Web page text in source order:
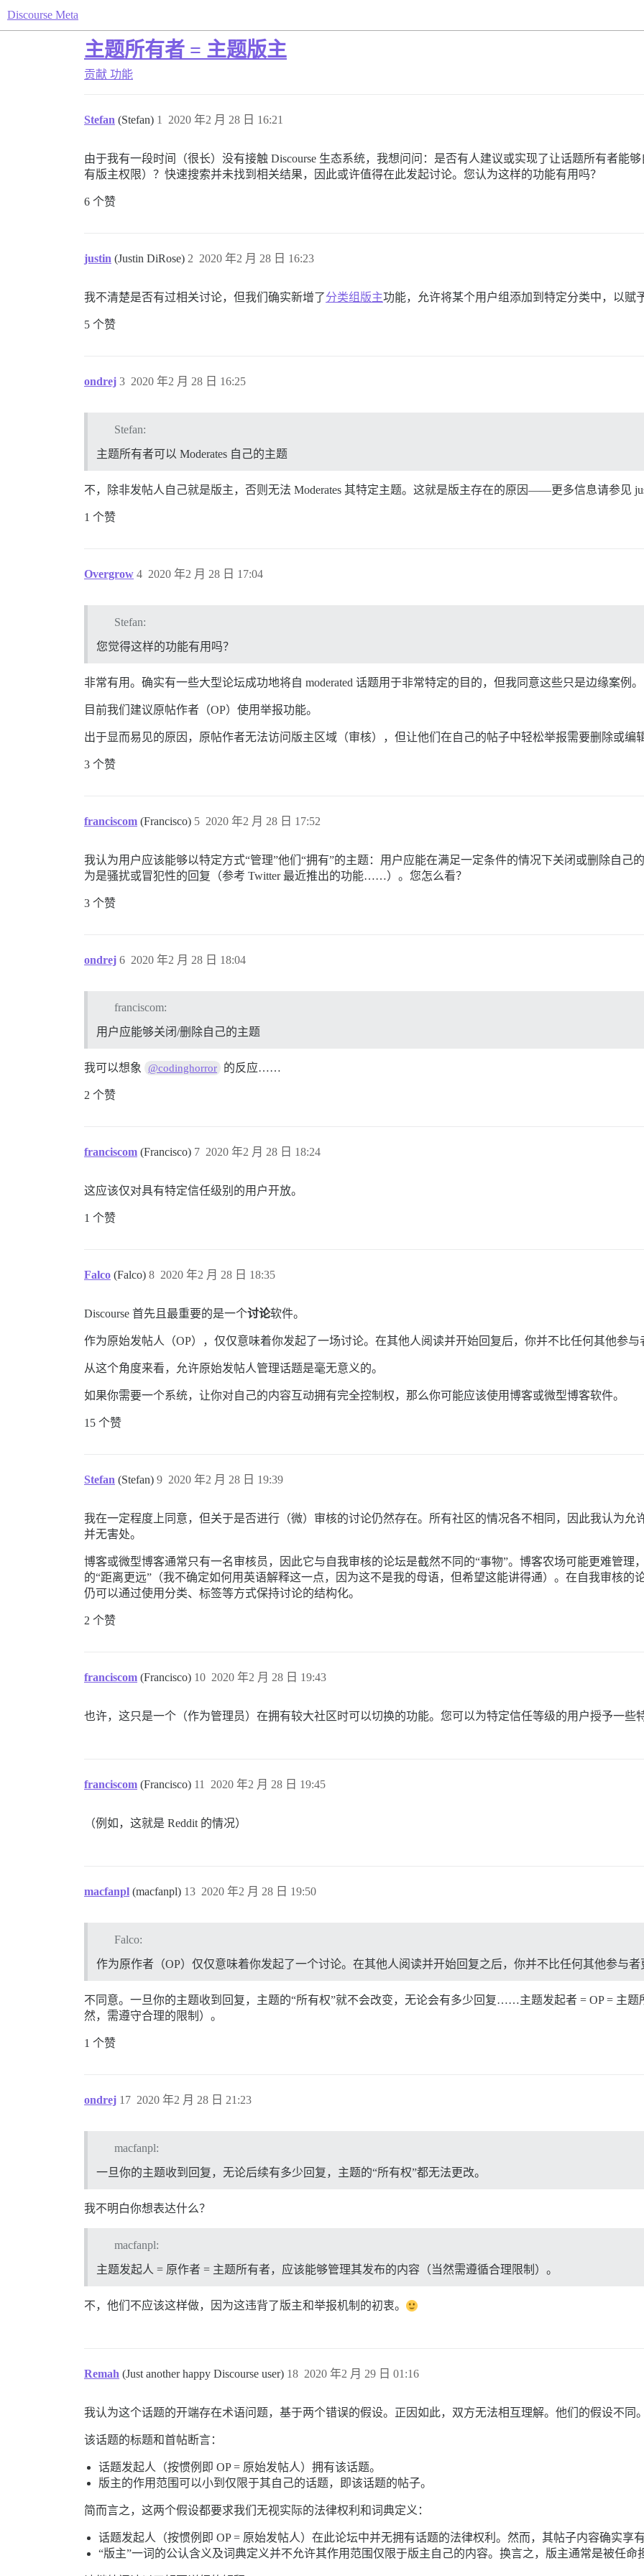
Discourse Meta
主题所有者 = 主题版主
贡献 功能
Stefan (Stefan) 2020 年2 月 28 日 16:21
1
由于我有一段时间（很长）没有接触 Discourse 生态系统，我想问问：是否有人建议或实现了让话题所有者能
有版主权限）？快速搜索并未找到相关结果，因此或许值得在此发起讨论。您认为这样的功能有用吗？
6 个赞
justin (Justin DiRose) 2020 年2 月 28 日 16:23
2
我不清楚是否有过相关讨论，但我们确实新增了分类组版主功能，允许将某个用户组添加到特定分类中，以赋予
5 个赞
ondrej 2020 年2 月 28 日 16:25
3
Stefan:
主题所有者可以 Moderates 自己的主题
不，除非发帖人自己就是版主，否则无法 Moderates 其特定主题。这就是版主存在的原因——更多信息请参见
1 个赞
Overgrow 2020 年2 月 28 日 17:04
4
Stefan:
您觉得这样的功能有用吗？
非常有用。确实有一些大型论坛成功地将自 moderated 话题用于非常特定的目的，但我同意这些只是边缘案例。
目前我们建议原帖作者（OP）使用举报功能。
出于显而易见的原因，原帖作者无法访问版主区域（审核），但让他们在自己的帖子中轻松举报需要删除或编
3 个赞
franciscom (Francisco) 2020 年2 月 28 日 17:52
5
我认为用户应该能够以特定方式“管理”他们“拥有”的主题：用户应能在满足一定条件的情况下关闭或删除自己
为是骚扰或冒犯性的回复（参考 Twitter 最近推出的功能……）。您怎么看？
3 个赞
ondrej 2020 年2 月 28 日 18:04
6
franciscom:
用户应能够关闭/删除自己的主题
我可以想象 @codinghorror 的反应……
2 个赞
franciscom (Francisco) 2020 年2 月 28 日 18:24
7
这应该仅对具有特定信任级别的用户开放。
1 个赞
Falco (Falco) 2020 年2 月 28 日 18:35
8
Discourse 首先且最重要的是一个讨论软件。
作为原始发帖人（OP），仅仅意味着你发起了一场讨论。在其他人阅读并开始回复后，你并不比任何其他参与
从这个角度来看，允许原始发帖人管理话题是毫无意义的。
如果你需要一个系统，让你对自己的内容互动拥有完全控制权，那么你可能应该使用博客或微型博客软件。
15 个赞
Stefan (Stefan) 2020 年2 月 28 日 19:39
9
我在一定程度上同意，但关于是否进行（微）审核的讨论仍然存在。所有社区的情况各不相同，因此我认为允
并无害处。
博客或微型博客通常只有一名审核员，因此它与自我审核的论坛是截然不同的“事物”。博客农场可能更难管理
的“距离更远”（我不确定如何用英语解释这一点，因为这不是我的母语，但希望这能讲得通）。在自我审核的
仍可以通过使用分类、标签等方式保持讨论的结构化。
2 个赞
franciscom (Francisco) 2020 年2 月 28 日 19:43
10
也许，这只是一个（作为管理员）在拥有较大社区时可以切换的功能。您可以为特定信任等级的用户授予一些
franciscom (Francisco) 2020 年2 月 28 日 19:45
11
（例如，这就是 Reddit 的情况）
macfanpl (macfanpl) 2020 年2 月 28 日 19:50
13
Falco:
作为原作者（OP）仅仅意味着你发起了一个讨论。在其他人阅读并开始回复之后，你并不比任何其他参与者
不同意。一旦你的主题收到回复，主题的“所有权”就不会改变，无论会有多少回复……主题发起者 = OP = 主
然，需遵守合理的限制）。
1 个赞
ondrej 2020 年2 月 28 日 21:23
17
macfanpl:
一旦你的主题收到回复，无论后续有多少回复，主题的“所有权”都无法更改。
我不明白你想表达什么？
macfanpl:
主题发起人 = 原作者 = 主题所有者，应该能够管理其发布的内容（当然需遵循合理限制）。
不，他们不应该这样做，因为这违背了版主和举报机制的初衷。
Remah (Just another happy Discourse user) 2020 年2 月 29 日 01:16
18
我认为这个话题的开端存在术语问题，基于两个错误的假设。正因如此，双方无法相互理解。他们的假设不同。
该话题的标题和首帖断言：
话题发起人（按惯例即 OP = 原始发帖人）拥有该话题。
版主的作用范围可以小到仅限于其自己的话题，即该话题的帖子。
简而言之，这两个假设都要求我们无视实际的法律权利和词典定义：
话题发起人（按惯例即 OP = 原始发帖人）在此论坛中并无拥有话题的法律权利。然而，其帖子内容确实享有
“版主”一词的公认含义及词典定义并不允许其作用范围仅限于版主自己的内容。换言之，版主通常是被任命